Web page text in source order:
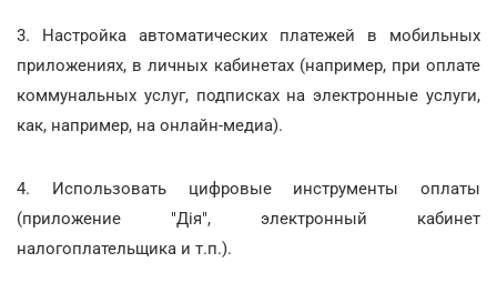
3. Настройка автоматических платежей в мобильных
приложениях, в личных кабинетах (например, при оплате
коммунальных услуг, подписках на электронные услуги,
как, например, на онлайн-медиа).
4. Использовать цифровые инструменты оплаты
(приложение "Дія", электронный кабинет
налогоплательщика и т.п.).